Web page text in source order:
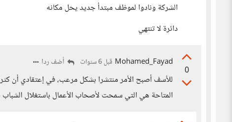
الشركة ونادوا لموظف مبتدأ جديد يحل مكانه
دائرة لا تنتهي
0
Mohamed_Fayad قبل 6 سنوات أضف ردا
للأسف أصبح الأمر منتشرا بشكل مرعب، في إعتقادي أن
المتاحة هي التي سمحت لأصحاب الأعمال باستغلال